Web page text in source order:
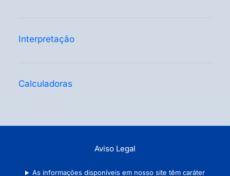
Interpretação
Calculadoras
Aviso Legal
As informações disponíveis em nosso site têm caráter